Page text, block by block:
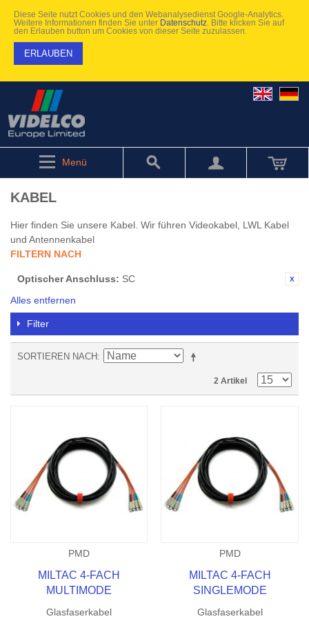
Diese Seite nutzt Cookies und den Webanalysedienst Google-Analytics.
Weitere Informationen finden Sie unter Datenschutz . Bitte klicken Sie auf
den Erlauben button um Cookies von dieser Seite zuzulassen.
ERLAUBEN
Menü
KABEL
Hier finden Sie unsere Kabel. Wir führen Videokabel, LWL Kabel
und Antennenkabel
FILTERN NACH
Optischer Anschluss: SC
Alles entfernen
Filter
SORTIEREN NACH
2 Artikel
PMD
MILTAC 4-FACH
MULTIMODE
Glasfaserkabel
PMD
MILTAC 4-FACH
SINGLEMODE
Glasfaserkabel